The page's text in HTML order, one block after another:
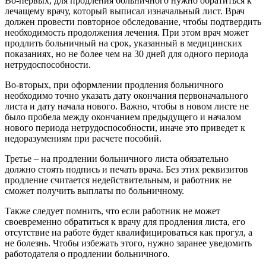
лечащему врачу, который выписал изначальный лист. Врач
должен провести повторное обследование, чтобы подтвердить
необходимость продолжения лечения. При этом врач может
продлить больничный на срок, указанный в медицинских
показаниях, но не более чем на 30 дней для одного периода
нетрудоспособности.
Во-вторых, при оформлении продления больничного
необходимо точно указать дату окончания первоначального
листа и дату начала нового. Важно, чтобы в новом листе не
было пробела между окончанием предыдущего и началом
нового периода нетрудоспособности, иначе это приведет к
недоразумениям при расчете пособий.
Третье – на продлении больничного листа обязательно
должно стоять подпись и печать врача. Без этих реквизитов
продление считается недействительным, и работник не
сможет получить выплаты по больничному.
Также следует помнить, что если работник не может
своевременно обратиться к врачу для продления листа, его
отсутствие на работе будет квалифицироваться как прогул, а
не болезнь. Чтобы избежать этого, нужно заранее уведомить
работодателя о продлении больничного.